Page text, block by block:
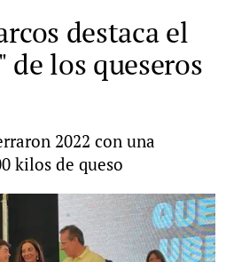
destaca el
de los queseros
2022 con una
kilos de queso